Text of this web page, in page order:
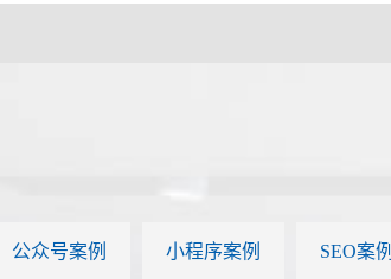
公众号案例 小程序案例 SEO案例